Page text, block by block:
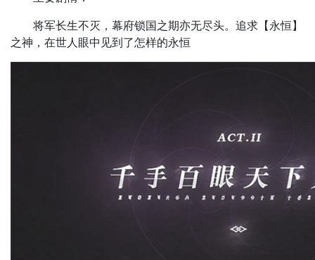
将军长生不灭，幕府锁国之期亦无尽头。追求【永恒】
之神，在世人眼中见到了怎样的永恒